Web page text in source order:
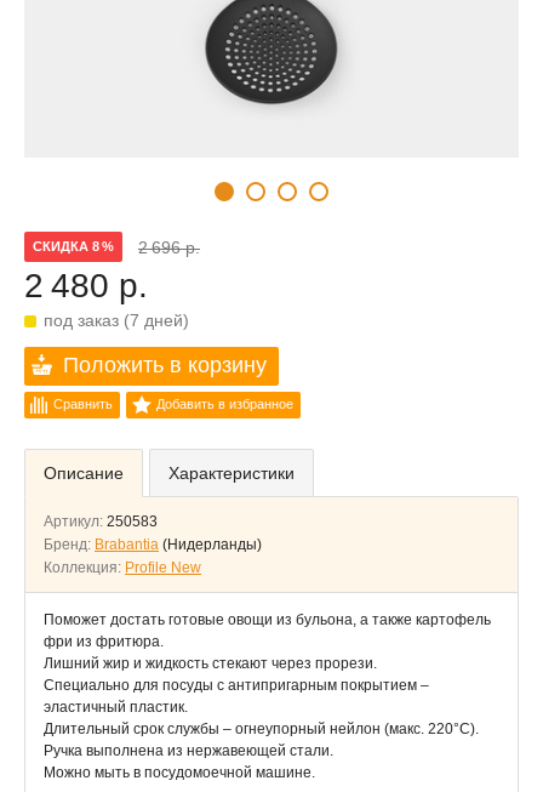
СКИДКА 8 % 2 696 р.
2 480 р.
под заказ (7 дней)
Положить в корзину
Сравнить Добавить в избранное
Описание Характеристики
Артикул: 250583
Бренд: Brabantia (Нидерланды)
Коллекция: Profile New
Поможет достать готовые овощи из бульона, а также картофель
фри из фритюра.
Лишний жир и жидкость стекают через прорези.
Специально для посуды с антипригарным покрытием –
эластичный пластик.
Длительный срок службы – огнеупорный нейлон (макс. 220°C).
Ручка выполнена из нержавеющей стали.
Можно мыть в посудомоечной машине.